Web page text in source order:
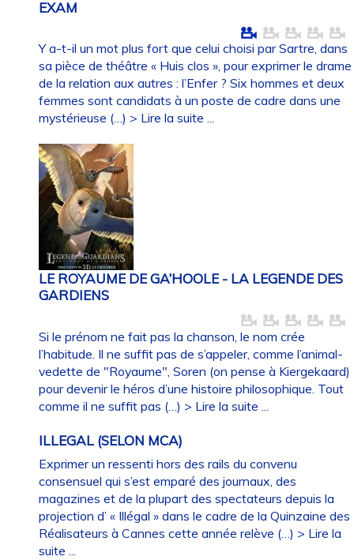
EXAM
Y a-t-il un mot plus fort que celui choisi par Sartre, dans
sa pièce de théâtre « Huis clos », pour exprimer le drame
de la relation aux autres : l’Enfer ? Six hommes et deux
femmes sont candidats à un poste de cadre dans une
mystérieuse (…) > Lire la suite ...
LE ROYAUME DE GA’HOOLE - LA LEGENDE DES
GARDIENS
Si le prénom ne fait pas la chanson, le nom crée
l’habitude. Il ne suffit pas de s’appeler, comme l’animal-
vedette de "Royaume", Soren (on pense à Kiergekaard)
pour devenir le héros d’une histoire philosophique. Tout
comme il ne suffit pas (…) > Lire la suite ...
ILLEGAL (SELON MCA)
Exprimer un ressenti hors des rails du convenu
consensuel qui s’est emparé des journaux, des
magazines et de la plupart des spectateurs depuis la
projection d’ « Illégal » dans le cadre de la Quinzaine des
Réalisateurs à Cannes cette année relève (…) > Lire la
suite ...